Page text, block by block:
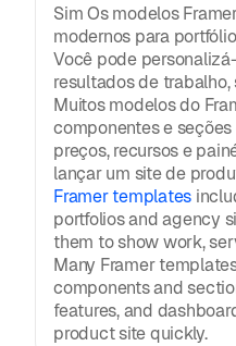
Sim Os modelos
modernos para
Você pode
resultados de
Muitos modelos do
componentes e
preços, recursos e
lançar um site de
Framer templates
portfolios and agency
them to show work,
Many Framer
components and
features, and
product site quickly.